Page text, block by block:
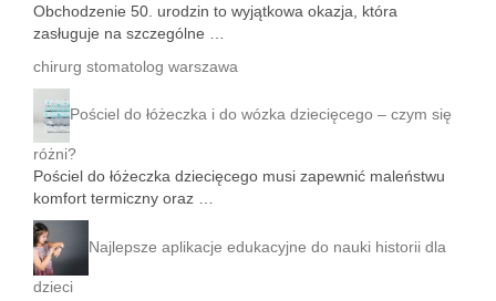
Obchodzenie 50. urodzin to wyjątkowa okazja, która
zasługuje na szczególne …
chirurg stomatolog warszawa
Pościel do łóżeczka i do wózka dziecięcego – czym się
różni?
Pościel do łóżeczka dziecięcego musi zapewnić maleństwu
komfort termiczny oraz …
Najlepsze aplikacje edukacyjne do nauki historii dla
dzieci